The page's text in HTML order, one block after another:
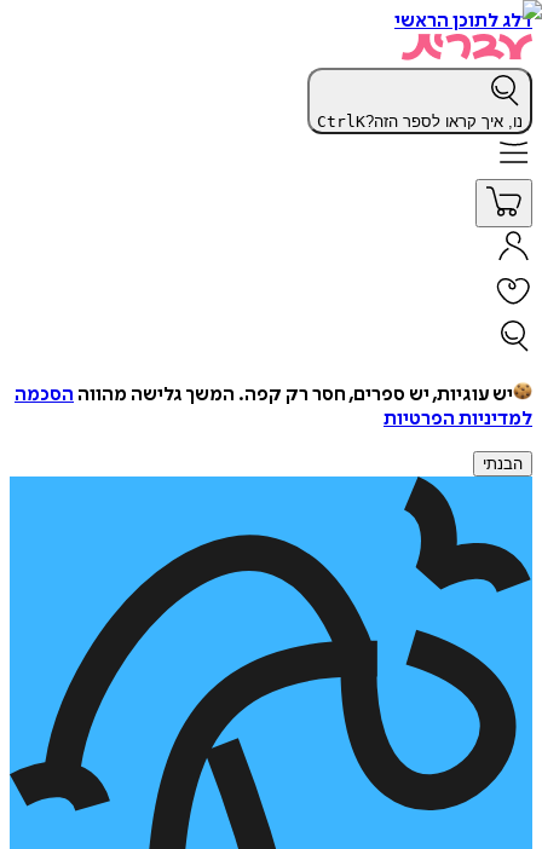
דלג לתוכן הראשי
נו, איך קראו לספר הזה? CtrlK
יש עוגיות, יש ספרים, חסר רק קפה. המשך גלישה מהווה הסכמה
למדיניות הפרטיות
הבנתי